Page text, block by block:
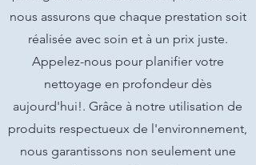
nous assurons que chaque prestation soit
réalisée avec soin et à un prix juste.
Appelez-nous pour planifier votre
nettoyage en profondeur dès
aujourd'hui!. Grâce à notre utilisation de
produits respectueux de l'environnement,
nous garantissons non seulement une